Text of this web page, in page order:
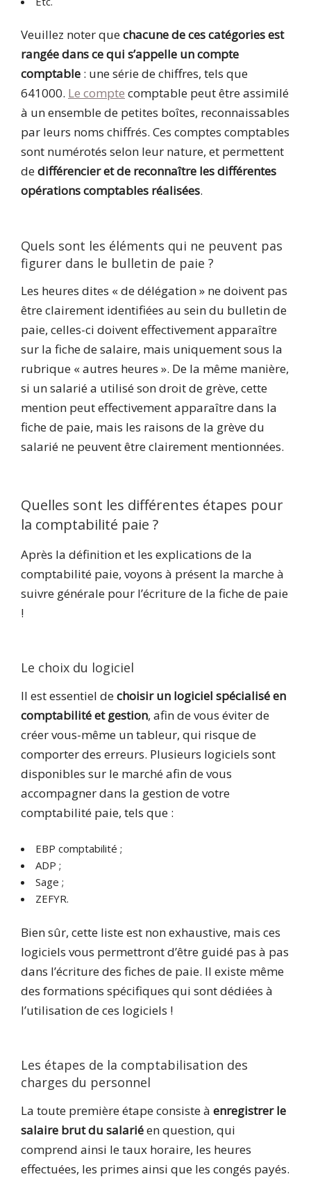
Veuillez noter quechacune de ces catégories est
rangée dans ce qui s’appelle un compte
comptable : une série de chiffres, tels que
641000. Le compte comptable peut être assimilé
à un ensemble de petites boîtes, reconnaissables
par leurs noms chiffrés. Ces comptes comptables
sont numérotés selon leur nature, et permettent
dedifférencier et de reconnaître les différentes
opérations comptables réalisées.
Quels sont les éléments qui ne peuvent pas
figurer dans le bulletin de paie ?
Les heures dites « de délégation » ne doivent pas
être clairement identifiées au sein du bulletin de
paie, celles-ci doivent effectivement apparaître
sur la fiche de salaire, mais uniquement sous la
rubrique « autres heures ». De la même manière,
si un salarié a utilisé son droit de grève, cette
mention peut effectivement apparaître dans la
fiche de paie, mais les raisons de la grève du
salarié ne peuvent être clairement mentionnées.
Quelles sont les différentes étapes pour
la comptabilité paie ?
Après la définition et les explications de la
comptabilité paie, voyons à présent la marche à
suivre générale pour l’écriture de la fiche de paie
!
Le choix du logiciel
Il est essentiel dechoisir un logiciel spécialisé en
comptabilité et gestion, afin de vous éviter de
créer vous-même un tableur, qui risque de
comporter des erreurs. Plusieurs logiciels sont
disponibles sur le marché afin de vous
accompagner dans la gestion de votre
comptabilité paie, tels que :
EBP comptabilité ;
ADP ;
Sage ;
ZEFYR.
Bien sûr, cette liste est non exhaustive, mais ces
logiciels vous permettront d’être guidé pas à pas
dans l’écriture des fiches de paie. Il existe même
des formations spécifiques qui sont dédiées à
l’utilisation de ces logiciels !
Les étapes de la comptabilisation des
charges du personnel
La toute première étape consiste à enregistrer le
salaire brut du salariéen question, qui
comprend ainsi le taux horaire, les heures
effectuées, les primes ainsi que les congés payés.